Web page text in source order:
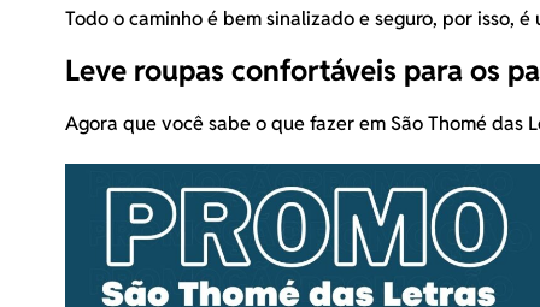
Todo o caminho é bem sinalizado e seguro, por isso,
Leve roupas confortáveis para os
Agora que você sabe o que fazer em São Thomé